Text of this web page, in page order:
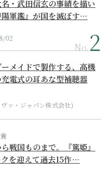
・武田信玄の事績を描い
陽軍鑑』が国を滅ぼす…
02
No.
メイドで製作する、高機
電式の耳あな型補聴器
ァ・ジャパン株式会社)
戦国ものまで。『篤姫』
を迎えて過去15作…